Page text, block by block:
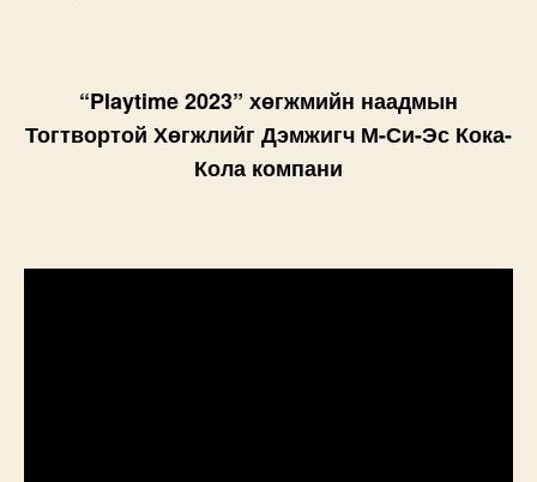
“Playtime 2023” хөгжмийн наадмын
Тогтвортой Хөгжлийг Дэмжигч М-Си-Эс Кока-
Кола компани